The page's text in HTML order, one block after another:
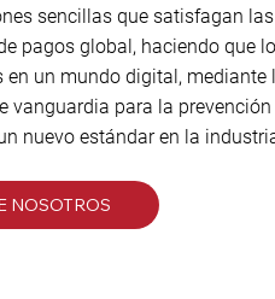
sencillas que satisfagan
pagos global, haciendo que
en un mundo digital, mediante
vanguardia para la
nuevo estándar en la
NOSOTROS